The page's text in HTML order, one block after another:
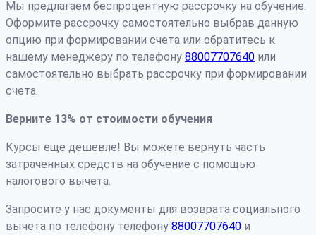
Мы предлагаем беспроцентную рассрочку на обучение.
Оформите рассрочку самостоятельно выбрав данную
опцию при формировании счета или обратитесь к
нашему менеджеру по телефону 88007707640 или
самостоятельно выбрать рассрочку при формировании
счета.
Верните 13% от стоимости обучения
Курсы еще дешевле! Вы можете вернуть часть
затраченных средств на обучение с помощью
налогового вычета.
Запросите у нас документы для возврата социального
вычета по телефону телефону 88007707640 и